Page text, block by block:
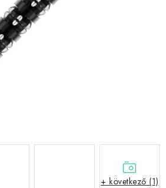
+ következő (1)